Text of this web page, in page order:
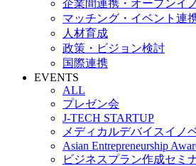
企業間連携・オープンイ
マッチング・イベント連
人材育成
政策・ビジョン検討
国際連携
EVENTS
ALL
プレゼン会
J-TECH STARTUP
メディカルデバイスイノ
Asian Entrepreneurship
ビジネスプラン作成セミ